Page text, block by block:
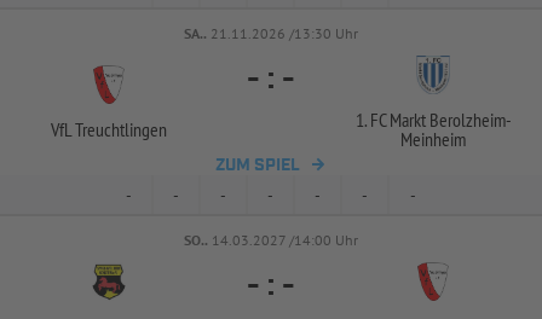
SA.. 21.11.2026 /13:30 Uhr
VfL Treuchtlingen
- : -
1. FC Markt Berolzheim-
Meinheim
ZUM SPIEL
- - - - - - -
SO.. 14.03.2027 /14:00 Uhr
- : -